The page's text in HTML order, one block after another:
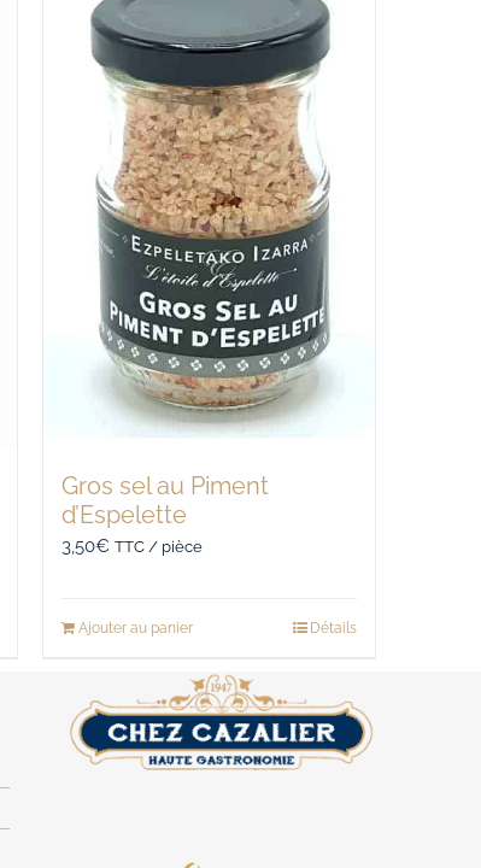
Gros sel au Piment
d’Espelette
3,50€ TTC / pièce
Ajouter au panier Détails